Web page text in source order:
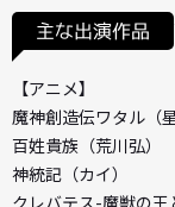
主な出演作品
【アニメ】
魔神創造伝ワタル（
百姓貴族（荒川弘）
神統記（カイ）
クレバテス-魔獣の王